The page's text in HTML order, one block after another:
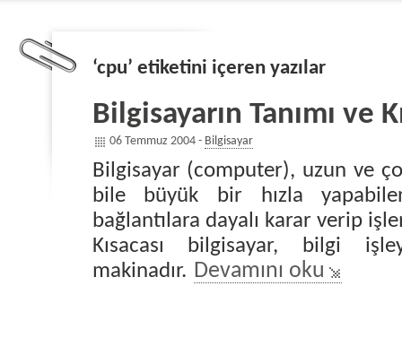
‘cpu’ etiketini içeren yazılar
Bilgisayarın Tanımı ve
06 Temmuz 2004 - Bilgisayar
Bilgisayar (computer), uzun ve
bile büyük bir hızla
bağlantılara dayalı karar verip
Kısacası bilgisayar, bilgi
makinadır. Devamını oku